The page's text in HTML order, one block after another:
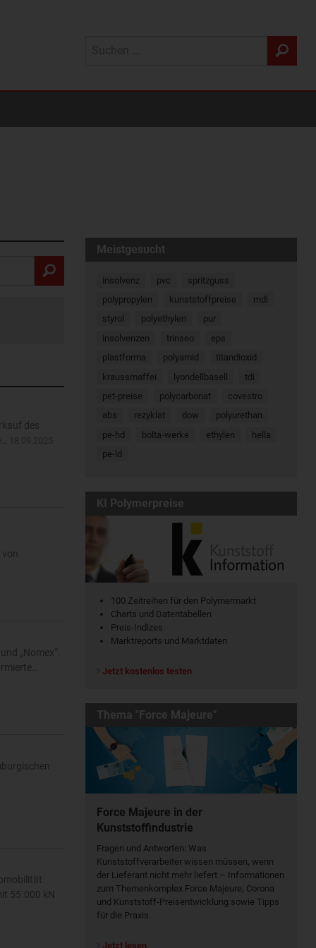
des
„Nomex“.
55.000 kN
Meistgesucht
insolvenz pvc
spritzguss
polypropylen
kunststoffpreise
mdi
styrol
polyethylen
pur
insolvenzen
trinseo
eps
plastforma
polyamid
titandioxid
kraussmaffei
lyondellbasell
tdi
pet-preise
polycarbonat
covestro
abs
rezyklat dow
polyurethan
pe-hd
bolta-werke ethylen
hella
pe-ld
KI Polymerpreise
100 Zeitreihen für den Polymermarkt
Charts und Datentabellen
Preis-Indizes
Marktreports und Marktdaten
Jetzt kostenlos testen
Thema "Force Majeure"
Force Majeure in der
Kunststoffindustrie
Fragen und Antworten: Was
Kunst­stoff­verarbeiter wissen müssen, wenn
der Lieferant nicht mehr liefert – Informationen
zum Themenkomplex Force Majeure, Corona
und Kunststoff-Preisentwicklung sowie Tipps
für die Praxis.
Jetzt lesen